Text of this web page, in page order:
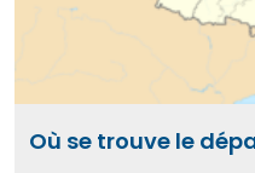
Où se trouve le